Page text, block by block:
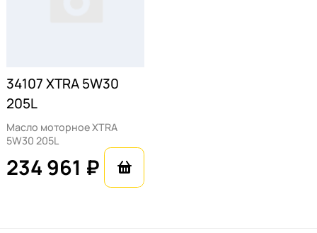
целый комплекс защитных свойств:
Антиокислительные присадки —
задерживают процессы окисления
масла, продлевая его срок службы и
сохраняя его свойства на протяжении
34107 ХTRA 5W30
205L
Масло моторное ХTRA
5W30 205L
234 961 ₽